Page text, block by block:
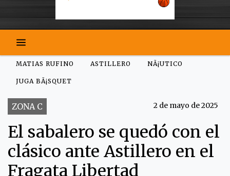
MATIAS RUFINO ASTILLERO NÃ¡UTICO
JUGA BÃ¡SQUET
ZONA C 2 de mayo de 2025
El sabalero se quedó con el
clásico ante Astillero en el
Fragata Libertad